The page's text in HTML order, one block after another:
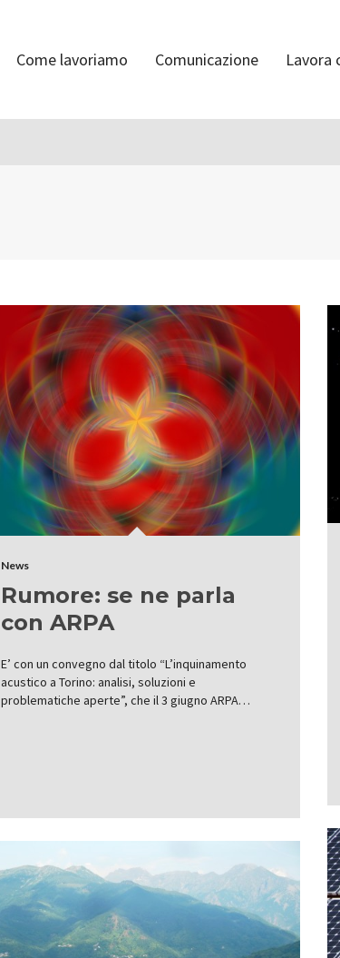
Come lavoriamo Comunicazione Lavora
News
Rumore: se ne parla
con ARPA
E’ con un convegno dal titolo “L’inquinamento
acustico a Torino: analisi, soluzioni e
problematiche aperte”, che il 3 giugno ARPA…